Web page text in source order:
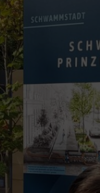
Bauen
Beispiele in
von
Furth
Furth
Liebhart